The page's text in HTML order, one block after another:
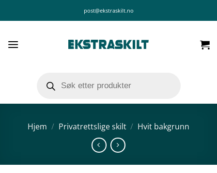
post@ekstraskilt.no
search
Hjem / Privatrettslige skilt / Hvit bakgrunn